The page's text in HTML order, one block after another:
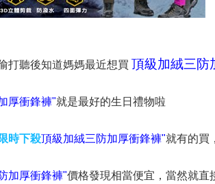
打聽後知道媽媽最近想買 頂級加絨三防
厚衝鋒褲"就是最好的生日禮物啦
時下殺頂級加絨三防加厚衝鋒褲"就有的買
加厚衝鋒褲"價格發現相當便宜，當然就直